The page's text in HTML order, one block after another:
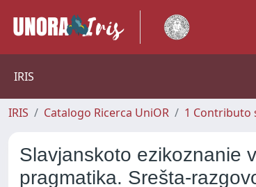
IRIS
IRIS Catalogo Ricerca UniOR 1 Contributo
Slavjanskoto ezikoznanie
pragmatika. Srešta-